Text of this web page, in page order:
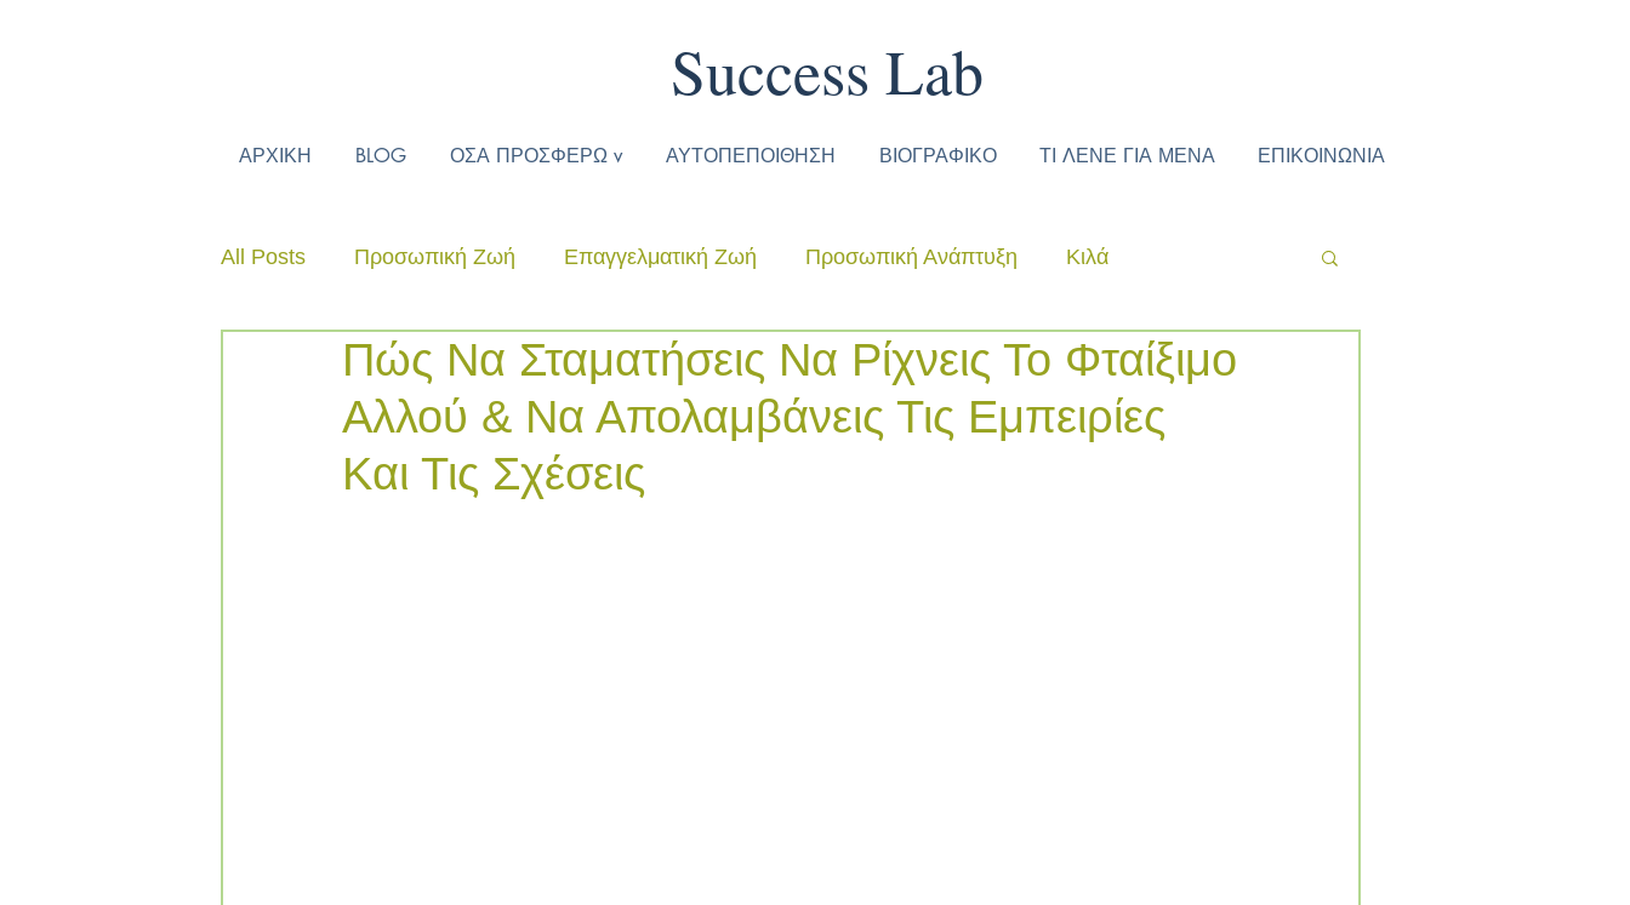
Success Lab
ΑΡΧΙΚΗ BLOG ΟΣΑ ΠΡΟΣΦΕΡΩ v ΑΥΤΟΠΕΠΟΙΘΗΣΗ ΒΙΟΓΡΑΦΙΚΟ ΤΙ ΛΕΝΕ ΓΙΑ ΜΕΝΑ ΕΠΙΚΟΙΝΩΝΙΑ
All Posts Προσωπική Ζωή Επαγγελματική Ζωή Προσωπική Ανάπτυξη Κιλά
Πώς Να Σταματήσεις Να Ρίχνεις Το Φταίξιμο
Αλλού & Να Απολαμβάνεις Τις Εμπειρίες
Και Τις Σχέσεις